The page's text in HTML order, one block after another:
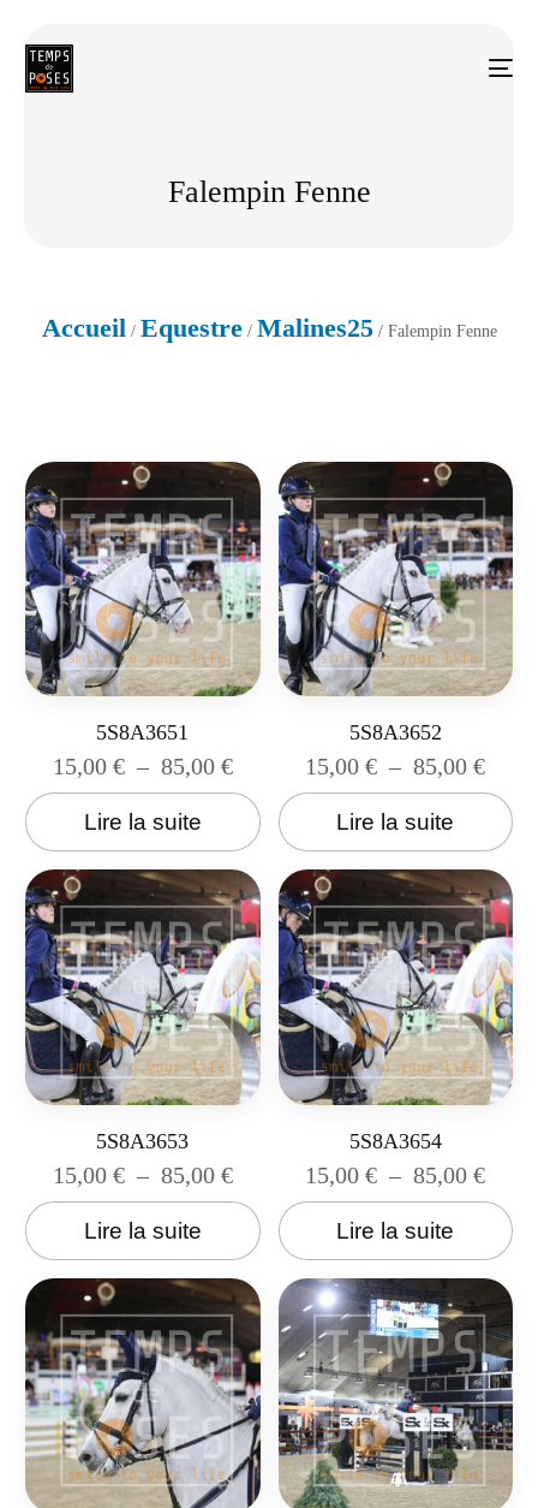
Falempin Fenne
Accueil / Equestre/ Malines25/ Falempin Fenne
5S8A3651
15,00 € – 85,00 €
Lire la suite
5S8A3652
15,00€ – 85,00€
Lire la suite
5S8A3653
15,00 € – 85,00 €
Lire la suite
5S8A3654
15,00€ – 85,00€
Lire la suite